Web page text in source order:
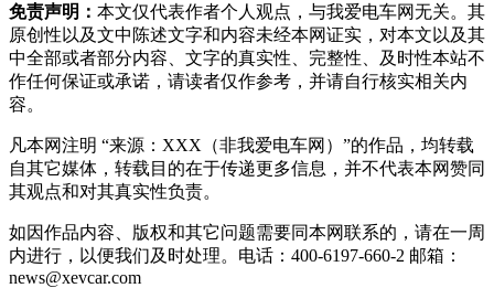
免责声明： 本文仅代表作者个人观点，与我爱电车网无关。其
原创性以及文中陈述文字和内容未经本网证实，对本文以及其
中全部或者部分内容、文字的真实性、完整性、及时性本站不
作任何保证或承诺，请读者仅作参考，并请自行核实相关内
容。
凡本网注明 “来源：XXX（非我爱电车网）”的作品，均转载
自其它媒体，转载目的在于传递更多信息，并不代表本网赞同
其观点和对其真实性负责。
如因作品内容、版权和其它问题需要同本网联系的，请在一周
内进行，以便我们及时处理。电话：400-6197-660-2 邮箱：
news@xevcar.com